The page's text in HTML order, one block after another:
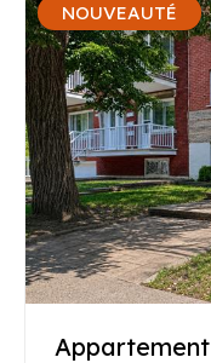
NOUVEAUTÉ
Appartement